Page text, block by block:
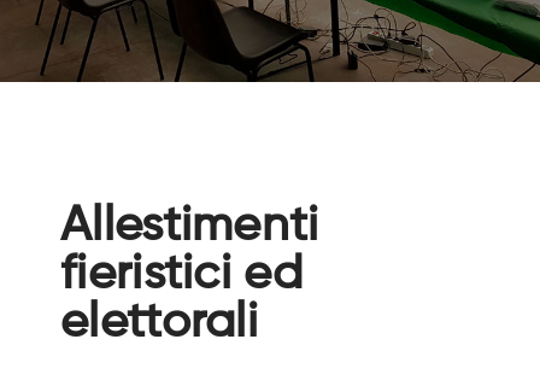
Allestimenti
fieristici ed
elettorali